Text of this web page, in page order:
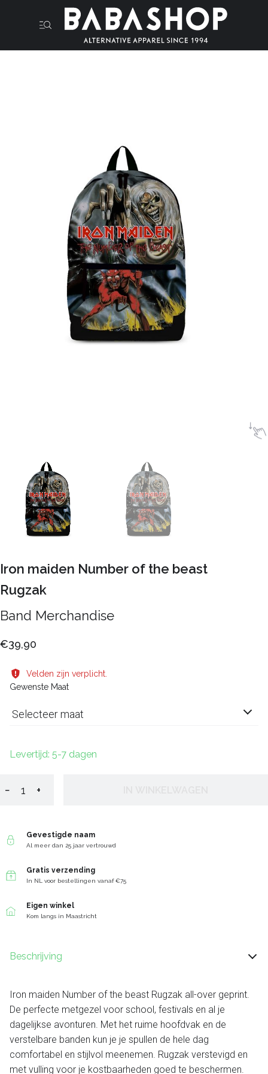
Iron maiden Number of the beast
Rugzak
Band Merchandise
€39,90
Velden zijn verplicht.
Gewenste Maat
Selecteer maat
Levertijd: 5-7 dagen
− +
Gevestigde naam
Al meer dan 25 jaar vertrouwd
Gratis verzending
In NL voor bestellingen vanaf €75
Eigen winkel
Kom langs in Maastricht
Beschrijving
Iron maiden Number of the beast Rugzak all-over geprint.
De perfecte metgezel voor school, festivals en al je
dagelijkse avonturen. Met het ruime hoofdvak en de
verstelbare banden kun je je spullen de hele dag
comfortabel en stijlvol meenemen. Rugzak verstevigd en
met vulling voor je kostbaarheden goed te beschermen.